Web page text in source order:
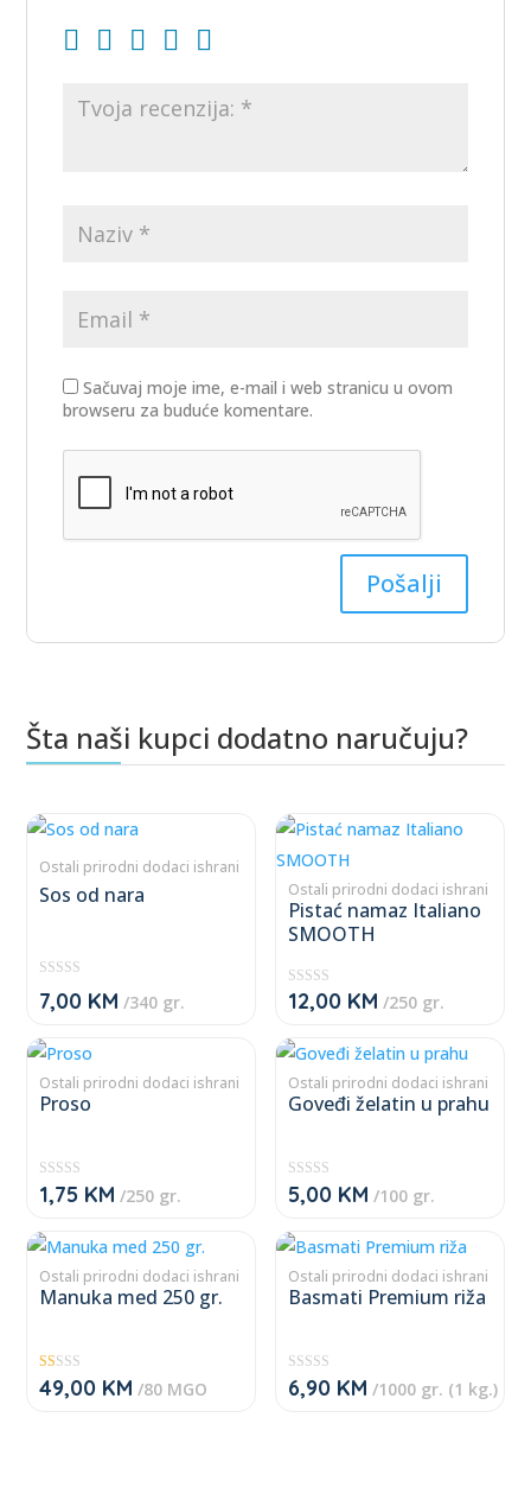
Sačuvaj moje ime, e-mail i web stranicu u ovom
browseru za buduće komentare.
Šta naši kupci dodatno naručuju?
Ostali prirodni dodaci ishrani
Sos od nara
★
★
★
7,00 KM /340 gr.
This
product
has
options
may
be
chosen
the
product
page
Ostali prirodni dodaci ishrani
Pistać namaz Italiano
SMOOTH
★
★
★
★
12,00 KM /250 gr.
This
product
has
multiple
The
options
may
be
chosen
the
product
page
Ostali prirodni dodaci ishrani
Proso
★
★
★
★
1,75 KM /250 gr.
This
product
has
variants.
The
options
may
be
on
the
Ostali prirodni dodaci ishrani
Goveđi želatin u prahu
★
★
★
★
5,00 KM /100 gr.
This
product
has
variants.
The
options
may
be
on
the
Ostali prirodni dodaci ishrani
Manuka med 250 gr.
O
cj
49,00 KM /80 MGO
This
product
has
variants.
The
Ostali prirodni dodaci ishrani
Basmati Premium riža
★
★
6,90 KM /1000 gr. (1 kg.)
This
product
has
variants.
The